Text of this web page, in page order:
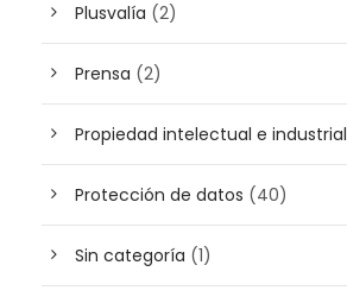
Plusvalía (2)
Prensa (2)
Propiedad intelectual e industrial
Protección de datos (40)
Sin categoría (1)